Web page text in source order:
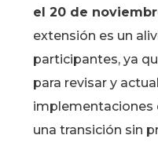
el 20 de
extensión es un
participantes, ya
para revisar y
implementaciones
una transición sin